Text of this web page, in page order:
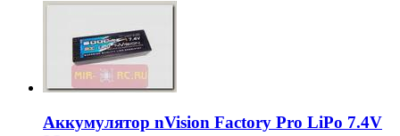
Аккумулятор nVision Factory Pro LiPo 7.4V